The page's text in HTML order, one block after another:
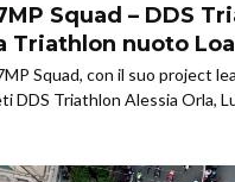
Squad – DDS
Triathlon nuoto
Squad, con il suo project
DDS Triathlon Alessia Orla,